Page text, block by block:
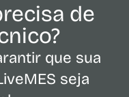
de
que sua
seja